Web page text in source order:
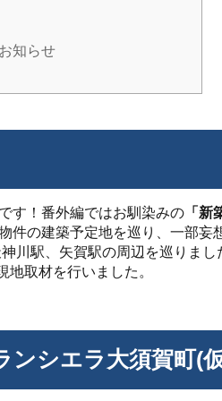
知らせ
す！番外編ではお馴染みの 「
件の建築予定地を巡り、一部妄
川駅、矢賀駅の周辺を巡りまし
取材を行いました。
ンシエラ大須賀町(仮